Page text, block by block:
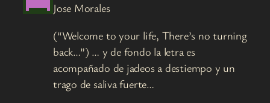
Jose Morales
(“Welcome to your life, There’s no turning
back…”) … y de fondo la letra es
acompañado de jadeos a destiempo y un
trago de saliva fuerte…